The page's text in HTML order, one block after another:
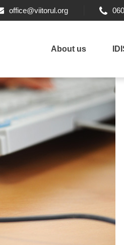
office@viitorul.org
About us